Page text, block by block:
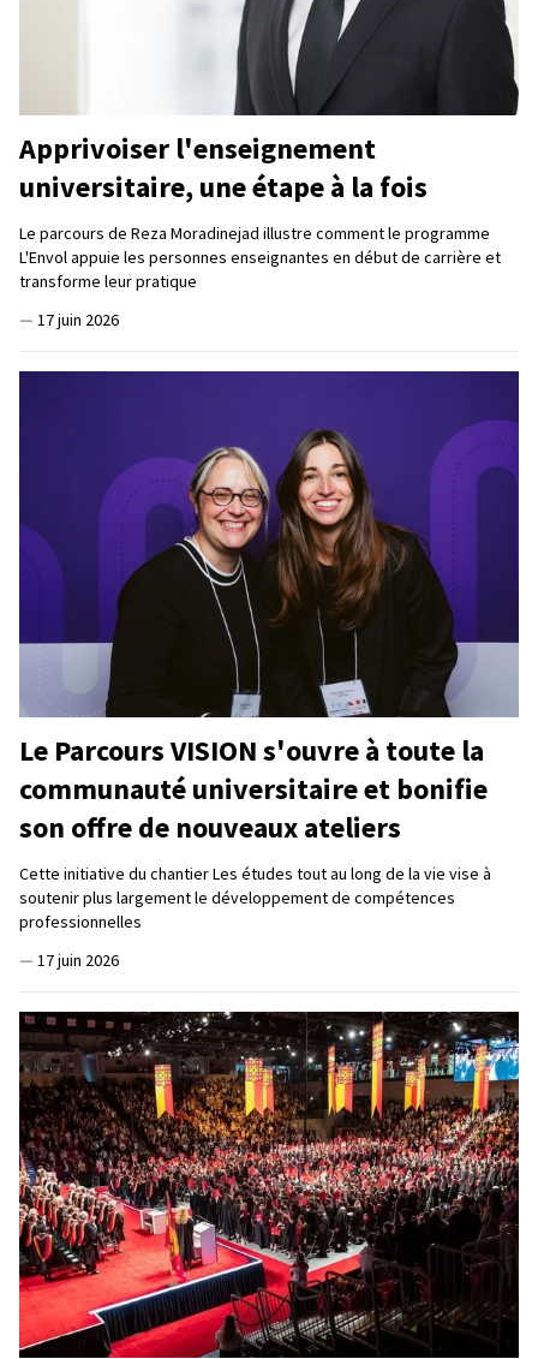
Apprivoiser l'enseignement
universitaire, une étape à la fois
Le parcours de Reza Moradinejad illustre comment le programme
L'Envol appuie les personnes enseignantes en début de carrière et
transforme leur pratique
— 17 juin 2026
Le Parcours VISION s'ouvre à toute la
communauté universitaire et bonifie
son offre de nouveaux ateliers
Cette initiative du chantier Les études tout au long de la vie vise à
soutenir plus largement le développement de compétences
professionnelles
— 17 juin 2026